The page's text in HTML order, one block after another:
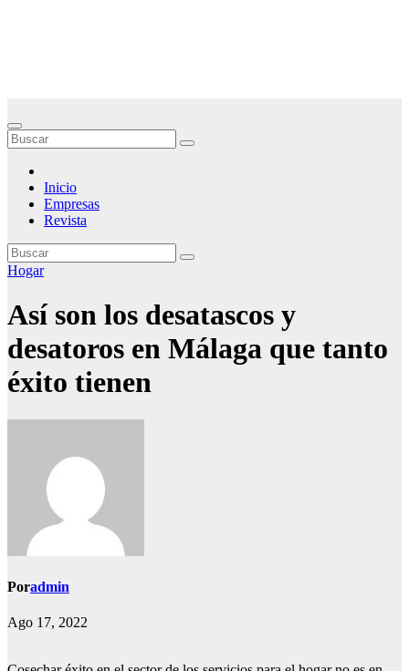
Inicio
Empresas
Revista
Hogar
Así son los desatascos y
desatoros en Málaga que tanto
éxito tienen
Poradmin
Ago 17, 2022